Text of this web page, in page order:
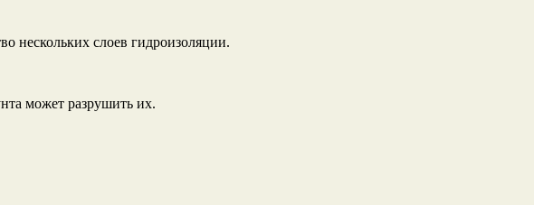
нескольких слоев гидроизоляции.
может разрушить их.